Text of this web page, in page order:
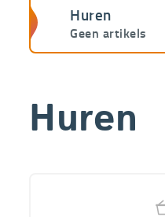
Huren
Geen artikels
Huren